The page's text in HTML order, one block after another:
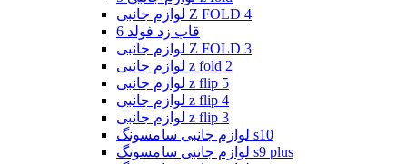
لوازم جانبی Z FOLD 4
قاب زد فولد 6
لوازم جانبی Z FOLD 3
لوازم جانبی z fold 2
لوازم جانبی z flip 5
لوازم جانبی z flip 4
لوازم جانبی z flip 3
لوازم جانبی سامسونگ s10
لوازم جانبی سامسونگ s9 plus